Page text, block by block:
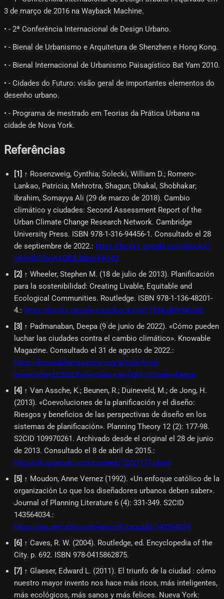
3 de março de 2016 na Wayback Machine.
• - 2ª Conferência Internacional de Design Urbano.
• - Bienal de Urbanismo e Arquitetura de Shenzhen e Hong Kong.
• - Bienal Internacional de Urbanismo Paisagístico Bat Yam 2010.
• - Cidades do Futuro: visão geral de importantes elementos do
desenho urbano.
• - Programa de mestrado em Teorias da Prática Urbana na
cidade de Nova York.
Referências
1
↑ Rosenzweig, Cynthia; Solecki, William D.; Romero-
Lankao, Patricia; Mehrotra, Shagun; Dhakal, Shobhakar;
Ibrahim, Somayya Ali (29 de marzo de 2018). Cambio
climático y ciudades: Second Assessment Report of the
Urban Climate Change Research Network. Cambridge
University Press. ISBN 978-1-316-94456-1. Consultado el 28
de septiembre de 2022.: https://books.google.com/books?
id=kHhTDwAAQBAJ&pg=PA142
2] ↑ Wheeler, Stephen M. (18 de julio de 2013). Planificación
para la sostenibilidad: Creating Livable, Equitable and
Ecological Communities. Routledge. ISBN 978-1-136-48201-
4.: https://books.google.com/books?id=TDNgdHV6Kq8C
3 ↑ Padmanaban, Deepa (9 de junio de 2022). «Cómo pueden
luchar las ciudades contra el cambio climático». Knowable
Magazine. Consultado el 31 de agosto de 2022.:
https://knowablemagazine.org/article/food-
environment/2022/how-cities-can-fight-climate-change
4] ↑ Van Assche, K.; Beunen, R.; Duineveld, M.; de Jong, H.
(2013). «Coevoluciones de la planificación y el diseño:
Riesgos y beneficios de las perspectivas de diseño en los
sistemas de planificación». Planning Theory 12 (2): 177-98.
S2CID 109970261. Archivado desde el original el 28 de junio
de 2013. Consultado el 8 de abril de 2015.:
http://plt.sagepub.com/content/12/2/177.short
5] ↑ Moudon, Anne Vernez (1992). «Un enfoque católico de la
organización Lo que los diseñadores urbanos deben saber».
Journal of Planning Literature 6 (4): 331-349. S2CID
143564034.:
https://api.semanticscholar.org/CorpusID:143564034
6] ↑ Caves, R. W. (2004). Routledge, ed. Encyclopedia of the
City. p. 692. ISBN 978-0415862875.
7] ↑ Glaeser, Edward L. (2011). El triunfo de la ciudad : cómo
nuestro mayor invento nos hace más ricos, más inteligentes,
más ecológicos, más sanos y más felices. Nueva York: